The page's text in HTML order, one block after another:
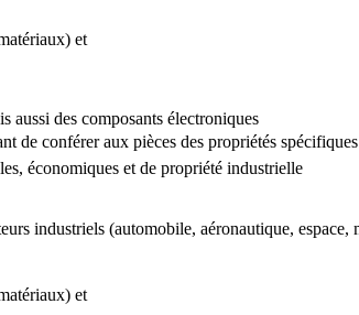
et
aussi des composants électroniques
de conférer aux pièces des propriétés
économiques et de propriété industrielle
industriels (automobile, aéronautique,
et